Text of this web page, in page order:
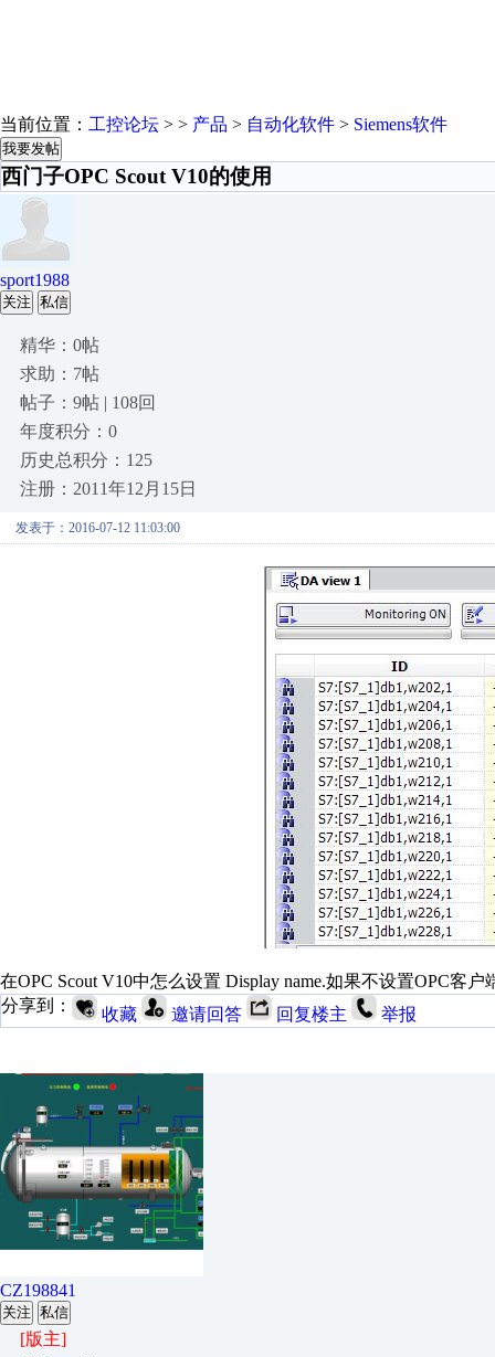
当前位置： 工控论坛 > > 产品 > 自动化软件 > Siemens软件
我要发帖
西门子OPC Scout V10的使用
sport1988
关注 私信
精华：0帖
求助：7帖
帖子：9帖 | 108回
年度积分：0
历史总积分：125
注册：2011年12月15日
发表于：2016-07-12 11:03:00
在OPC Scout V10中怎么设置 Display name.如果不设置OPC客
分享到：
收藏 邀请回答 回复楼主 举报
CZ198841
关注 私信
[版主]